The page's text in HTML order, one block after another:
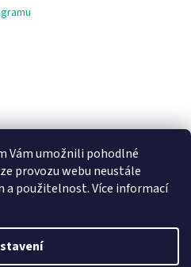
Vám umožnili pohodlné
provozu webu neustále
a použitelnost. Více informací
Shoptet